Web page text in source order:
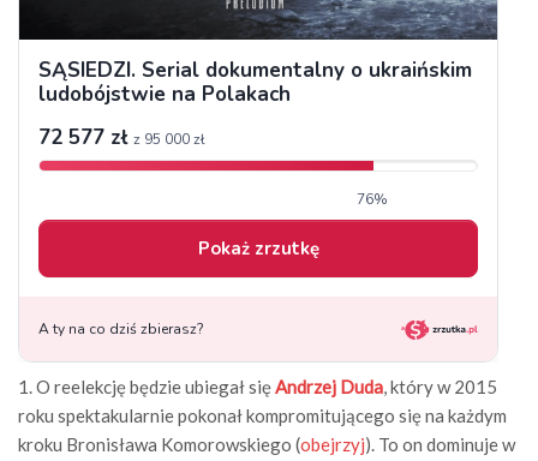
1. O reelekcję będzie ubiegał sięAndrzej Duda, który w 2015
roku spektakularnie pokonał kompromitującego się na każdym
kroku Bronisława Komorowskiego (obejrzyj). To on dominuje w